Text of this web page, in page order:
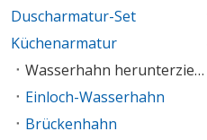
Duscharmatur-Set
Küchenarmatur
Wasserhahn herunterziehen
Einloch-Wasserhahn
Brückenhahn